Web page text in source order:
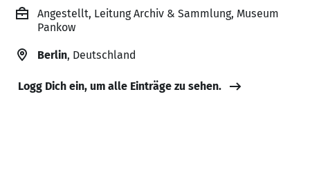
Angestellt, Leitung Archiv & Sammlung, Museum
Pankow
Berlin, Deutschland
Logg Dich ein, um alle Einträge zu sehen.